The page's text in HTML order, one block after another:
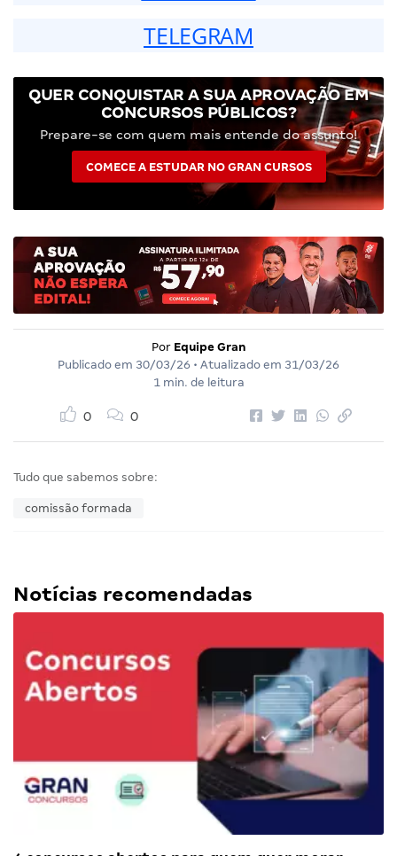
TELEGRAM
QUER CONQUISTAR A SUA APROVAÇÃO EM
CONCURSOS PÚBLICOS?
Prepare-se com quem mais entende do assunto!
COMECE A ESTUDAR NO GRAN CURSOS
Por Equipe Gran
Publicado em 30/03/26 • Atualizado em 31/03/26
1 min. de leitura
0 0
Tudo que sabemos sobre:
comissão formada
Notícias recomendadas